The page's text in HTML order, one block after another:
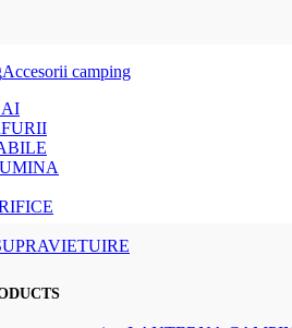
Accesorii camping